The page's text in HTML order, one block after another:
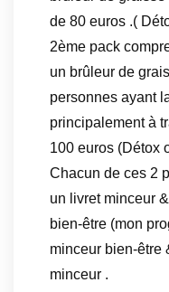
de 80 euros .(
2ème pack
un brûleur de
personnes ayant
principalement à
100 euros (Détox
Chacun de ces 2
un livret minceur
bien-être (mon
minceur bien-être
minceur .